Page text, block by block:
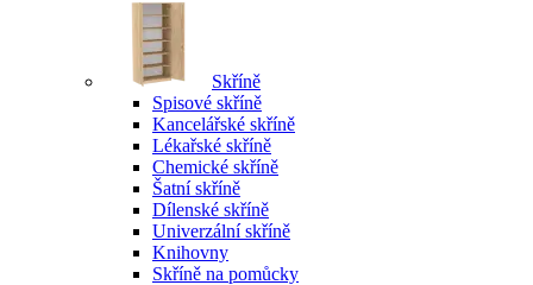
Skříně
Spisové skříně
Kancelářské skříně
Lékařské skříně
Chemické skříně
Šatní skříně
Dílenské skříně
Univerzální skříně
Knihovny
Skříně na pomůcky